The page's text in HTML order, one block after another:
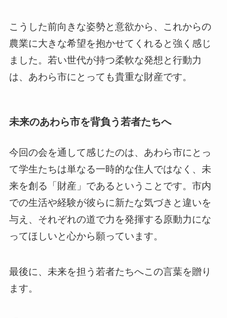
こうした前向きな姿勢と意欲から、これからの
農業に大きな希望を抱かせてくれると強く感じ
ました。若い世代が持つ柔軟な発想と行動力
は、あわら市にとっても貴重な財産です。
未来のあわら市を背負う若者たちへ
今回の会を通して感じたのは、あわら市にとっ
て学生たちは単なる一時的な住人ではなく、未
来を創る「財産」であるということです。市内
での生活や経験が彼らに新たな気づきと違いを
与え、それぞれの道で力を発揮する原動力にな
ってほしいと心から願っています。
最後に、未来を担う若者たちへこの言葉を贈り
ます。